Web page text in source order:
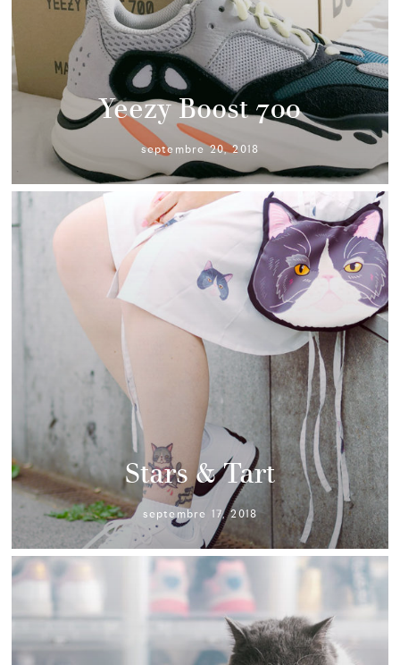
Yeezy Boost 700
septembre 20, 2018
Stars & Tart
septembre 17, 2018